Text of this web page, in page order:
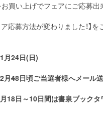
買い上げでフェアにご応募出
応募方法が変わりました！】を
月24日(日)
月48日頃ご当選者様へメール
18日～10日間は書泉ブック